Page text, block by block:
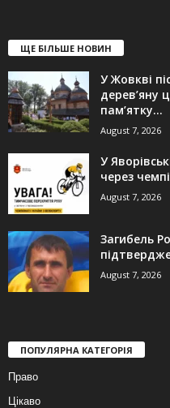
ЩЕ БІЛЬШЕ НОВИН
У Жовкві
дерев’яну
пам’ятку...
August 7, 2026
У
через
August 7, 2026
Загибель
August 7, 2026
ПОПУЛЯРНА КАТЕГОРІЯ
Право
Цікаво